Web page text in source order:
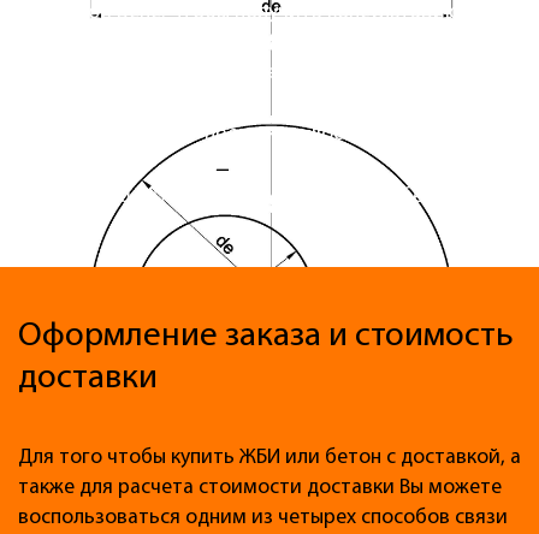
по низкой цене. Чтобы получить консультацию или
уточнить условия доставки, пожалуйста, оставьте
заявку или позвоните по телефонам в Краснодаре:
+7 (988) 33-000-33 - продажа и доставка ЖБИ
+7 (918) 000-777-2 - продажа и доставка бетона
Оформление заказа и стоимость
доставки
Для того чтобы купить ЖБИ или бетон с доставкой, а
также для расчета стоимости доставки Вы можете
воспользоваться одним из четырех способов связи